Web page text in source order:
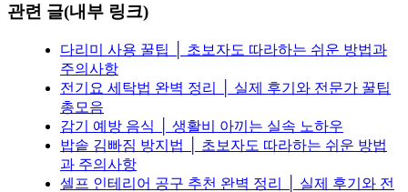
관련 글(내부 링크)
다리미 사용 꿀팁 │ 초보자도 따라하는 쉬운 방법과
주의사항
전기요 세탁법 완벽 정리 │ 실제 후기와 전문가 꿀팁
총모음
감기 예방 음식 │ 생활비 아끼는 실속 노하우
밥솥 김빠짐 방지법 │ 초보자도 따라하는 쉬운 방법
과 주의사항
셀프 인테리어 공구 추천 완벽 정리 │ 실제 후기와 전